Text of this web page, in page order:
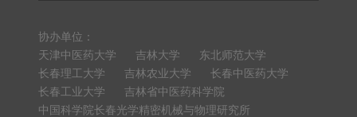
协办单位：
天津中医药大学
吉林大学
东北师范大学
长春理工大学
吉林农业大学
长春中医药大学
长春工业大学
吉林省中医药科学院
中国科学院长春光学精密机械与物理研究所